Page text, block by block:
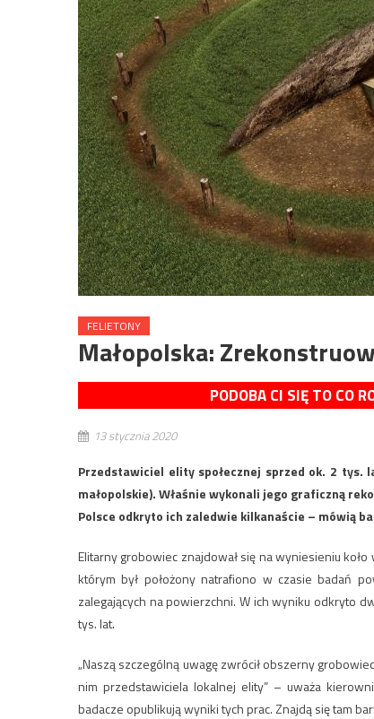
FELIETONY
Małopolska:
PODOBA CI SIĘ TO CO
13 stycznia 2020
Przedstawiciel elity społecznej sprzed ok. 2 tys.
małopolskie). Właśnie wykonali jego graficzną
Polsce odkryto ich zaledwie kilkanaście – mówią
Elitarny grobowiec znajdował się na wyniesieniu
którym był położony natrafiono w czasie badań
zalegających na powierzchni. W ich wyniku odkryto
tys. lat.
„Naszą szczególną uwagę zwrócił obszerny
nim przedstawiciela lokalnej elity” – uważa
badacze opublikują wyniki tych prac. Znajdą się tam